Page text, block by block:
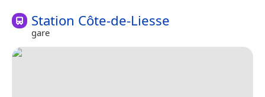
Station Côte-de-Liesse
gare